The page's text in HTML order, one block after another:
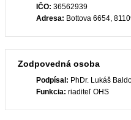
IČO: 36562939
Adresa: Bottova 6654,
Zodpovedná osoba
Podpísal: PhDr. Lukáš
Funkcia: riaditeľ OHS